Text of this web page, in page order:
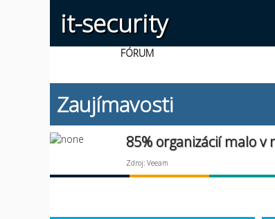
it-security
FÓRUM
Zaujímavosti
85% organizácií malo
Zdroj: Veeam